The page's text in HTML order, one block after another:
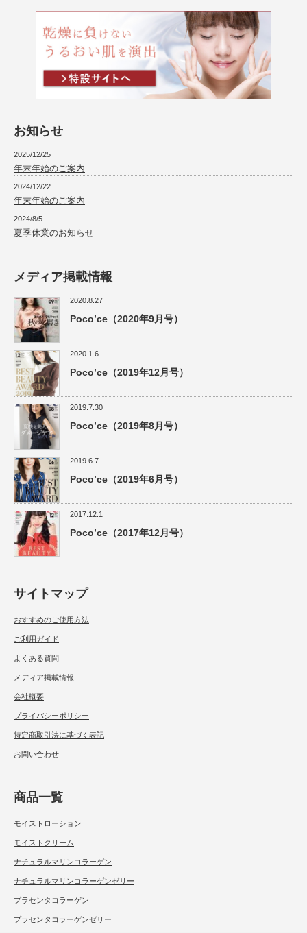
お知らせ
2025/12/25
年末年始のご案内
2024/12/22
年末年始のご案内
2024/8/5
夏季休業のお知らせ
メディア掲載情報
2020.8.27
Poco’ce（2020年9月号）
2020.1.6
Poco’ce（2019年12月号）
2019.7.30
Poco’ce（2019年8月号）
2019.6.7
Poco’ce（2019年6月号）
2017.12.1
Poco’ce（2017年12月号）
サイトマップ
おすすめのご使用方法
ご利用ガイド
よくある質問
メディア掲載情報
会社概要
プライバシーポリシー
特定商取引法に基づく表記
お問い合わせ
商品一覧
モイストローション
モイストクリーム
ナチュラルマリンコラーゲン
ナチュラルマリンコラーゲンゼリー
プラセンタコラーゲン
プラセンタコラーゲンゼリー